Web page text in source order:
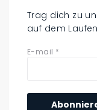
Trag dich zu
auf dem
E-mail *